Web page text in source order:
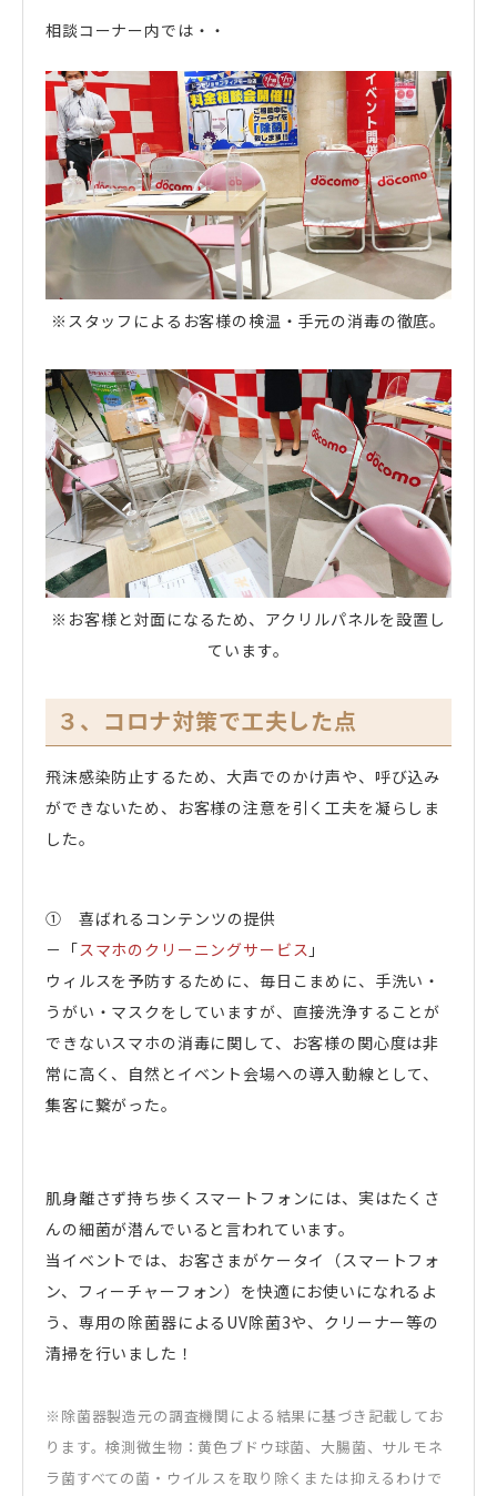
相談コーナー内では・・
※スタッフによるお客様の検温・手元の消毒の徹底。
※お客様と対面になるため、アクリルパネルを設置し
ています。
３、コロナ対策で工夫した点
飛沫感染防止するため、大声でのかけ声や、呼び込み
ができないため、お客様の注意を引く工夫を凝らしま
した。
① 喜ばれるコンテンツの提供
－「スマホのクリーニングサービス 」
ウィルスを予防するために、毎日こまめに、手洗い・
うがい・マスクをしていますが、直接洗浄することが
できないスマホの消毒に関して、お客様の関心度は非
常に高く、自然とイベント会場への導入動線として、
集客に繋がった。
肌身離さず持ち歩くスマートフォンには、実はたくさ
んの細菌が潜んでいると言われています。
当イベントでは、お客さまがケータイ（スマートフォ
ン、フィーチャーフォン）を快適にお使いになれるよ
う、専用の除菌器によるUV除菌3や、クリーナー等の
清掃を行いました！
※除菌器製造元の調査機関による結果に基づき記載してお
ります。検測微生物：黄色ブドウ球菌、大腸菌、サルモネ
ラ菌すべての菌・ウイルスを取り除くまたは抑えるわけで